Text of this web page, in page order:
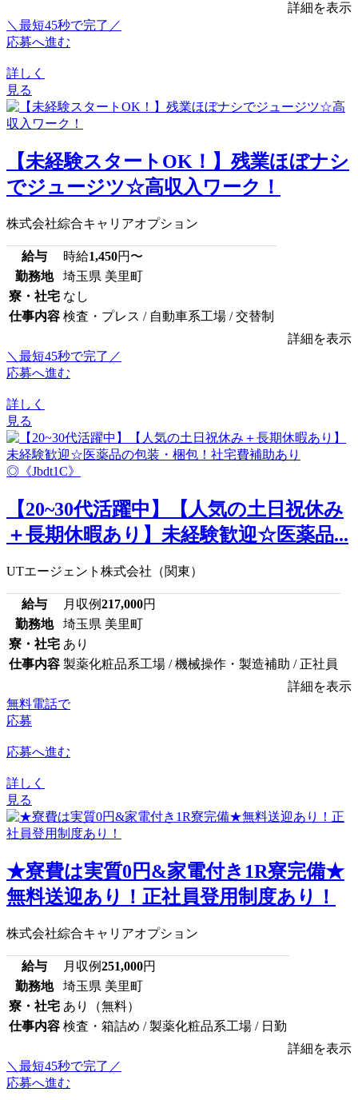
詳細を表示
＼最短45秒で完了／
応募へ進む
詳しく
見る
【未経験スタートOK！】残業ほぼナシ
でジュージツ☆高収入ワーク！
株式会社綜合キャリアオプション
給与 時給1,450円〜
勤務地
埼玉県 美里町
寮・社宅 なし
仕事内容 検査・プレス / 自動車系工場 / 交替制
詳細を表示
＼最短45秒で完了／
応募へ進む
詳しく
見る
【20~30代活躍中】【人気の土日祝休み
＋長期休暇あり】未経験歓迎☆医薬品...
UTエージェント株式会社（関東）
給与 月収例217,000円
勤務地
埼玉県 美里町
寮・社宅 あり
仕事内容 製薬化粧品系工場 / 機械操作・製造補助 / 正社員
詳細を表示
無料電話で
応募
応募へ進む
詳しく
見る
★寮費は実質0円&家電付き1R寮完備★
無料送迎あり！正社員登用制度あり！
株式会社綜合キャリアオプション
給与 月収例251,000円
勤務地
埼玉県 美里町
寮・社宅 あり（無料）
仕事内容 検査・箱詰め / 製薬化粧品系工場 / 日勤
詳細を表示
＼最短45秒で完了／
応募へ進む